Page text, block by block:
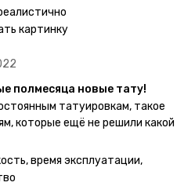
тату в нескольких местах
картинку
полмесяца новые тату!
татуировкам, такое
которые ещё не решили какой
- продукт еверинк
- после нанесения не нужно
вода их так просто не смоет. К
время эксплуатации,